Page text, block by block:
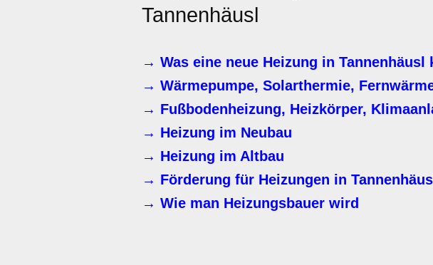
Tannenhäusl
→ Was eine neue Heizung in Tannenhäusl
→ Wärmepumpe, Solarthermie,
→ Fußbodenheizung, Heizkörper,
→ Heizung im Neubau
→ Heizung im Altbau
→ Förderung für Heizungen in Tannenhäusl
→ Wie man Heizungsbauer wird